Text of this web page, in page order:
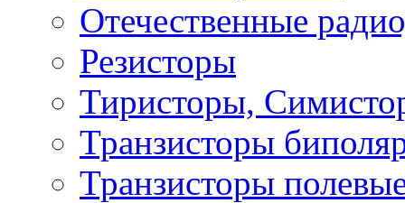
Отечественные
Резисторы
Тиристоры,
Транзисторы
Транзисторы